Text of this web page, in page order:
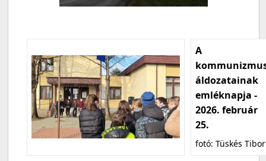
A
áldozatainak
emléknapja -
2026. február
25.
fotó: Tüskés Tibor